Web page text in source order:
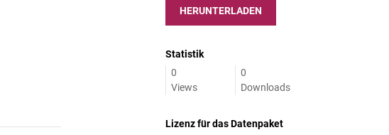
HERUNTERLADEN
Statistik
0
Views
0
Downloads
Lizenz für das Datenpaket